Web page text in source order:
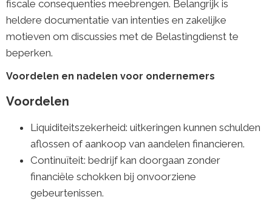
fiscale consequenties meebrengen. Belangrijk is
heldere documentatie van intenties en zakelijke
motieven om discussies met de Belastingdienst te
beperken.
Voordelen en nadelen voor ondernemers
Voordelen
Liquiditeitszekerheid: uitkeringen kunnen schulden
aflossen of aankoop van aandelen financieren.
Continuïteit: bedrijf kan doorgaan zonder
financiële schokken bij onvoorziene
gebeurtenissen.